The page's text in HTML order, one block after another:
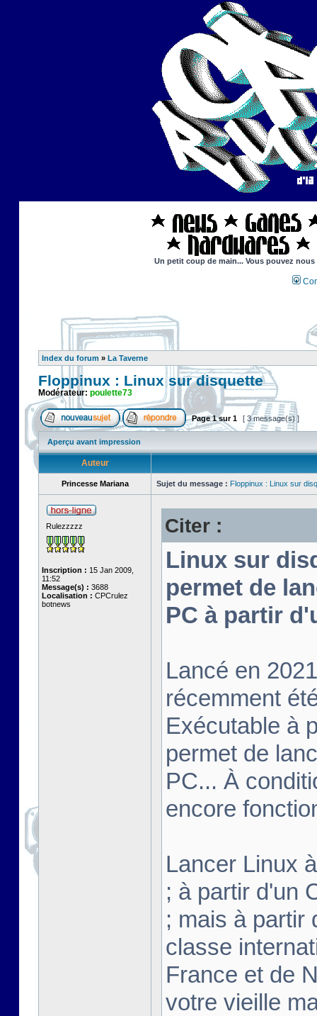
Un petit coup de main... Vous pouvez
Index du forum » La Taverne
Floppinux : Linux sur disquette
Modérateur: poulette73
Page1sur1 [ 3 message(s) ]
Aperçu avant impression
Auteur
Princesse Mariana Sujet du message : Floppinux : Linux sur
Rulezzzzz
Inscription : 15 Jan 2009,
11:52
Message(s) : 3688
Localisation : CPCrulez
botnews
Citer :
Linux sur
permet de
PC à partir
Lancé en
récemment
Exécutable à
permet de
PC... À
encore
Lancer Linux
; à partir d'un
; mais à partir
classe
France et de
votre vieille